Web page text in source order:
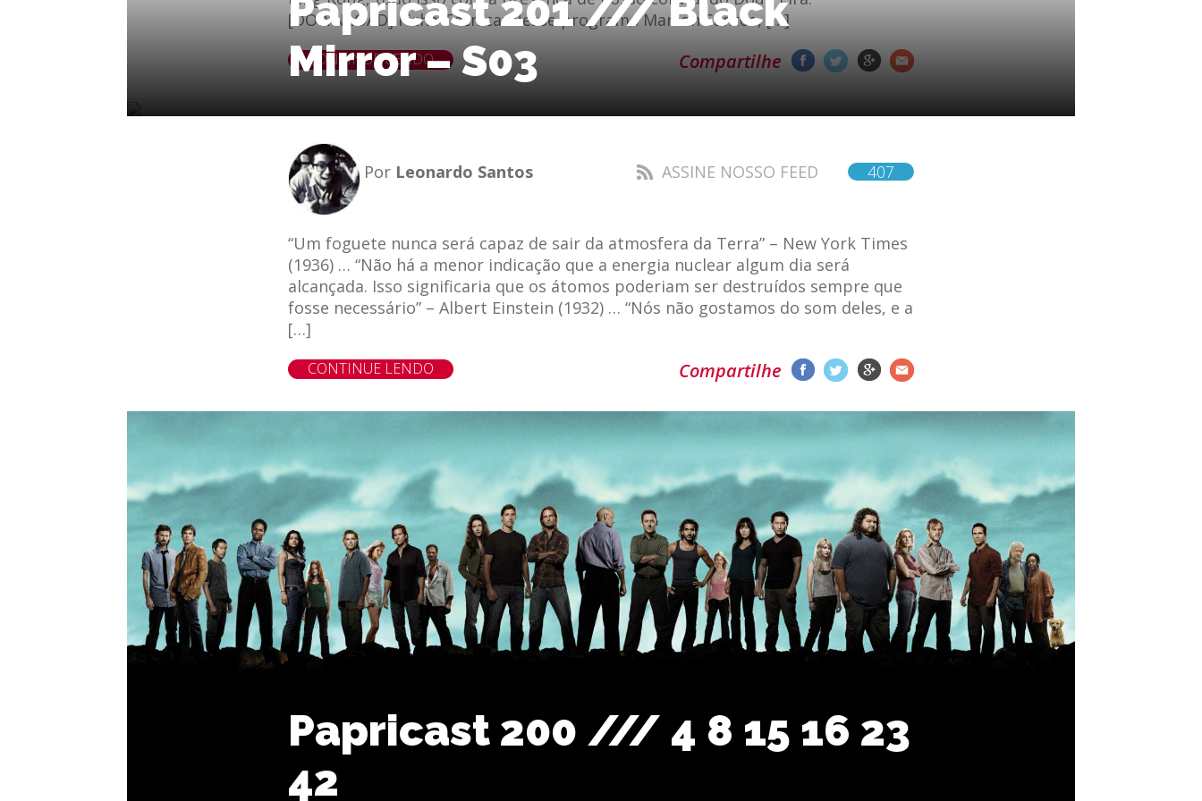
[DOWNLOAD] Ficha Técnica: Nesse programa Marton Santos, […]
CONTINUE LENDO Compartilhe
Papricast 201 /// Black
Mirror – S03
Por Leonardo Santos ASSINE NOSSO FEED 407
“Um foguete nunca será capaz de sair da atmosfera da Terra” – New York Times
(1936) … “Não há a menor indicação que a energia nuclear algum dia será
alcançada. Isso significaria que os átomos poderiam ser destruídos sempre que
fosse necessário” – Albert Einstein (1932) … “Nós não gostamos do som deles, e a
[…]
CONTINUE LENDO Compartilhe
Papricast 200 /// 4 8 15 16 23
42